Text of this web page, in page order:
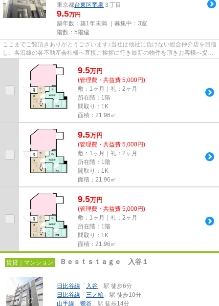
東京都台東区竜泉 ３丁目
9.5万円
築年数：築1年未満 ｜募集中： 3室
階数：5階建
ここまでご覧頂きありがとうございます♪当社は他社に負けない総合仲介店を目指
し、各沿線の各不動産会社様へ直接ご挨拶に行き最新の物件を頂きお客様へ提供
9.5万円
(管理費・共益費 5,000円)
敷：1ヶ月｜礼：2ヶ月
所在階：1階
間取り：1K
面積：21.96㎡
9.5万円
(管理費・共益費 5,000円)
敷：1ヶ月｜礼：2ヶ月
所在階：1階
間取り：1K
面積：21.96㎡
9.5万円
(管理費・共益費 5,000円)
敷：1ヶ月｜礼：2ヶ月
所在階：1階
間取り：1K
面積：21.96㎡
賃貸｜マンション Ｂｅｓｔｓｔａｇｅ 入谷１
日比谷線 「 入谷 」駅 徒歩6分
日比谷線 「 三ノ輪 」駅 徒歩10分
山手線 「 鶯谷 」駅 徒歩14分